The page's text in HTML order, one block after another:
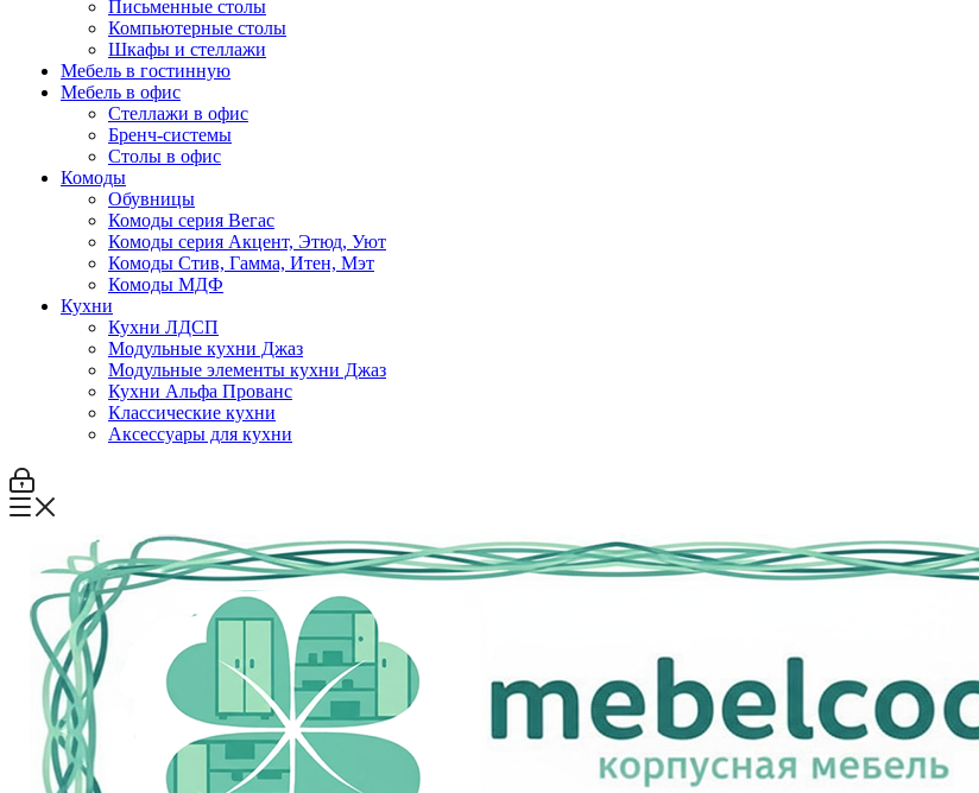
Письменные столы
Компьютерные столы
Шкафы и стеллажи
Мебель в гостинную
Мебель в офис
Стеллажи в офис
Бренч-системы
Столы в офис
Комоды
Обувницы
Комоды серия Вегас
Комоды серия Акцент, Этюд, Уют
Комоды Стив, Гамма, Итен, Мэт
Комоды МДФ
Кухни
Кухни ЛДСП
Модульные кухни Джаз
Модульные элементы кухни Джаз
Кухни Альфа Прованс
Классические кухни
Аксессуары для кухни